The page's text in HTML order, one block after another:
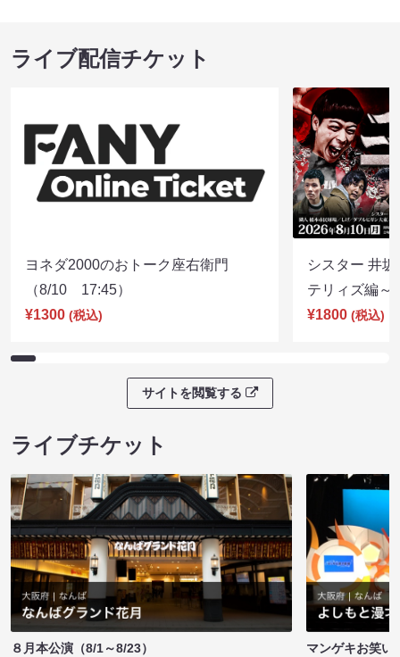
ライブ配信チケット
ヨネダ2000のおトーク座右衛門
（8/10 17:45）
¥1300 (税込)
シスター 井
テリィズ編
¥1800 (税込)
サイトを閲覧する
ライブチケット
８月本公演（8/1～8/23）
マンゲキお笑い